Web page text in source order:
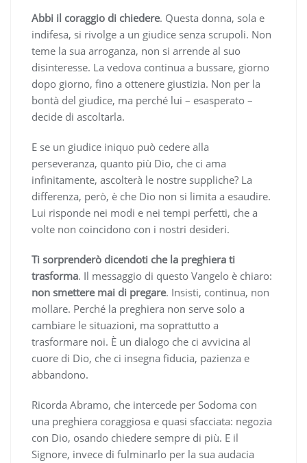
Abbi il coraggio di chiedere. Questa donna, sola e
indifesa, si rivolge a un giudice senza scrupoli. Non
teme la sua arroganza, non si arrende al suo
disinteresse. La vedova continua a bussare, giorno
dopo giorno, fino a ottenere giustizia. Non per la
bontà del giudice, ma perché lui – esasperato –
decide di ascoltarla.
E se un giudice iniquo può cedere alla
perseveranza, quanto più Dio, che ci ama
infinitamente, ascolterà le nostre suppliche? La
differenza, però, è che Dio non si limita a esaudire.
Lui risponde nei modi e nei tempi perfetti, che a
volte non coincidono con i nostri desideri.
Ti sorprenderò dicendoti che la preghiera ti
trasforma. Il messaggio di questo Vangelo è chiaro:
non smettere mai di pregare. Insisti, continua, non
mollare. Perché la preghiera non serve solo a
cambiare le situazioni, ma soprattutto a
trasformare noi. È un dialogo che ci avvicina al
cuore di Dio, che ci insegna fiducia, pazienza e
abbandono.
Ricorda Abramo, che intercede per Sodoma con
una preghiera coraggiosa e quasi sfacciata: negozia
con Dio, osando chiedere sempre di più. E il
Signore, invece di fulminarlo per la sua audacia